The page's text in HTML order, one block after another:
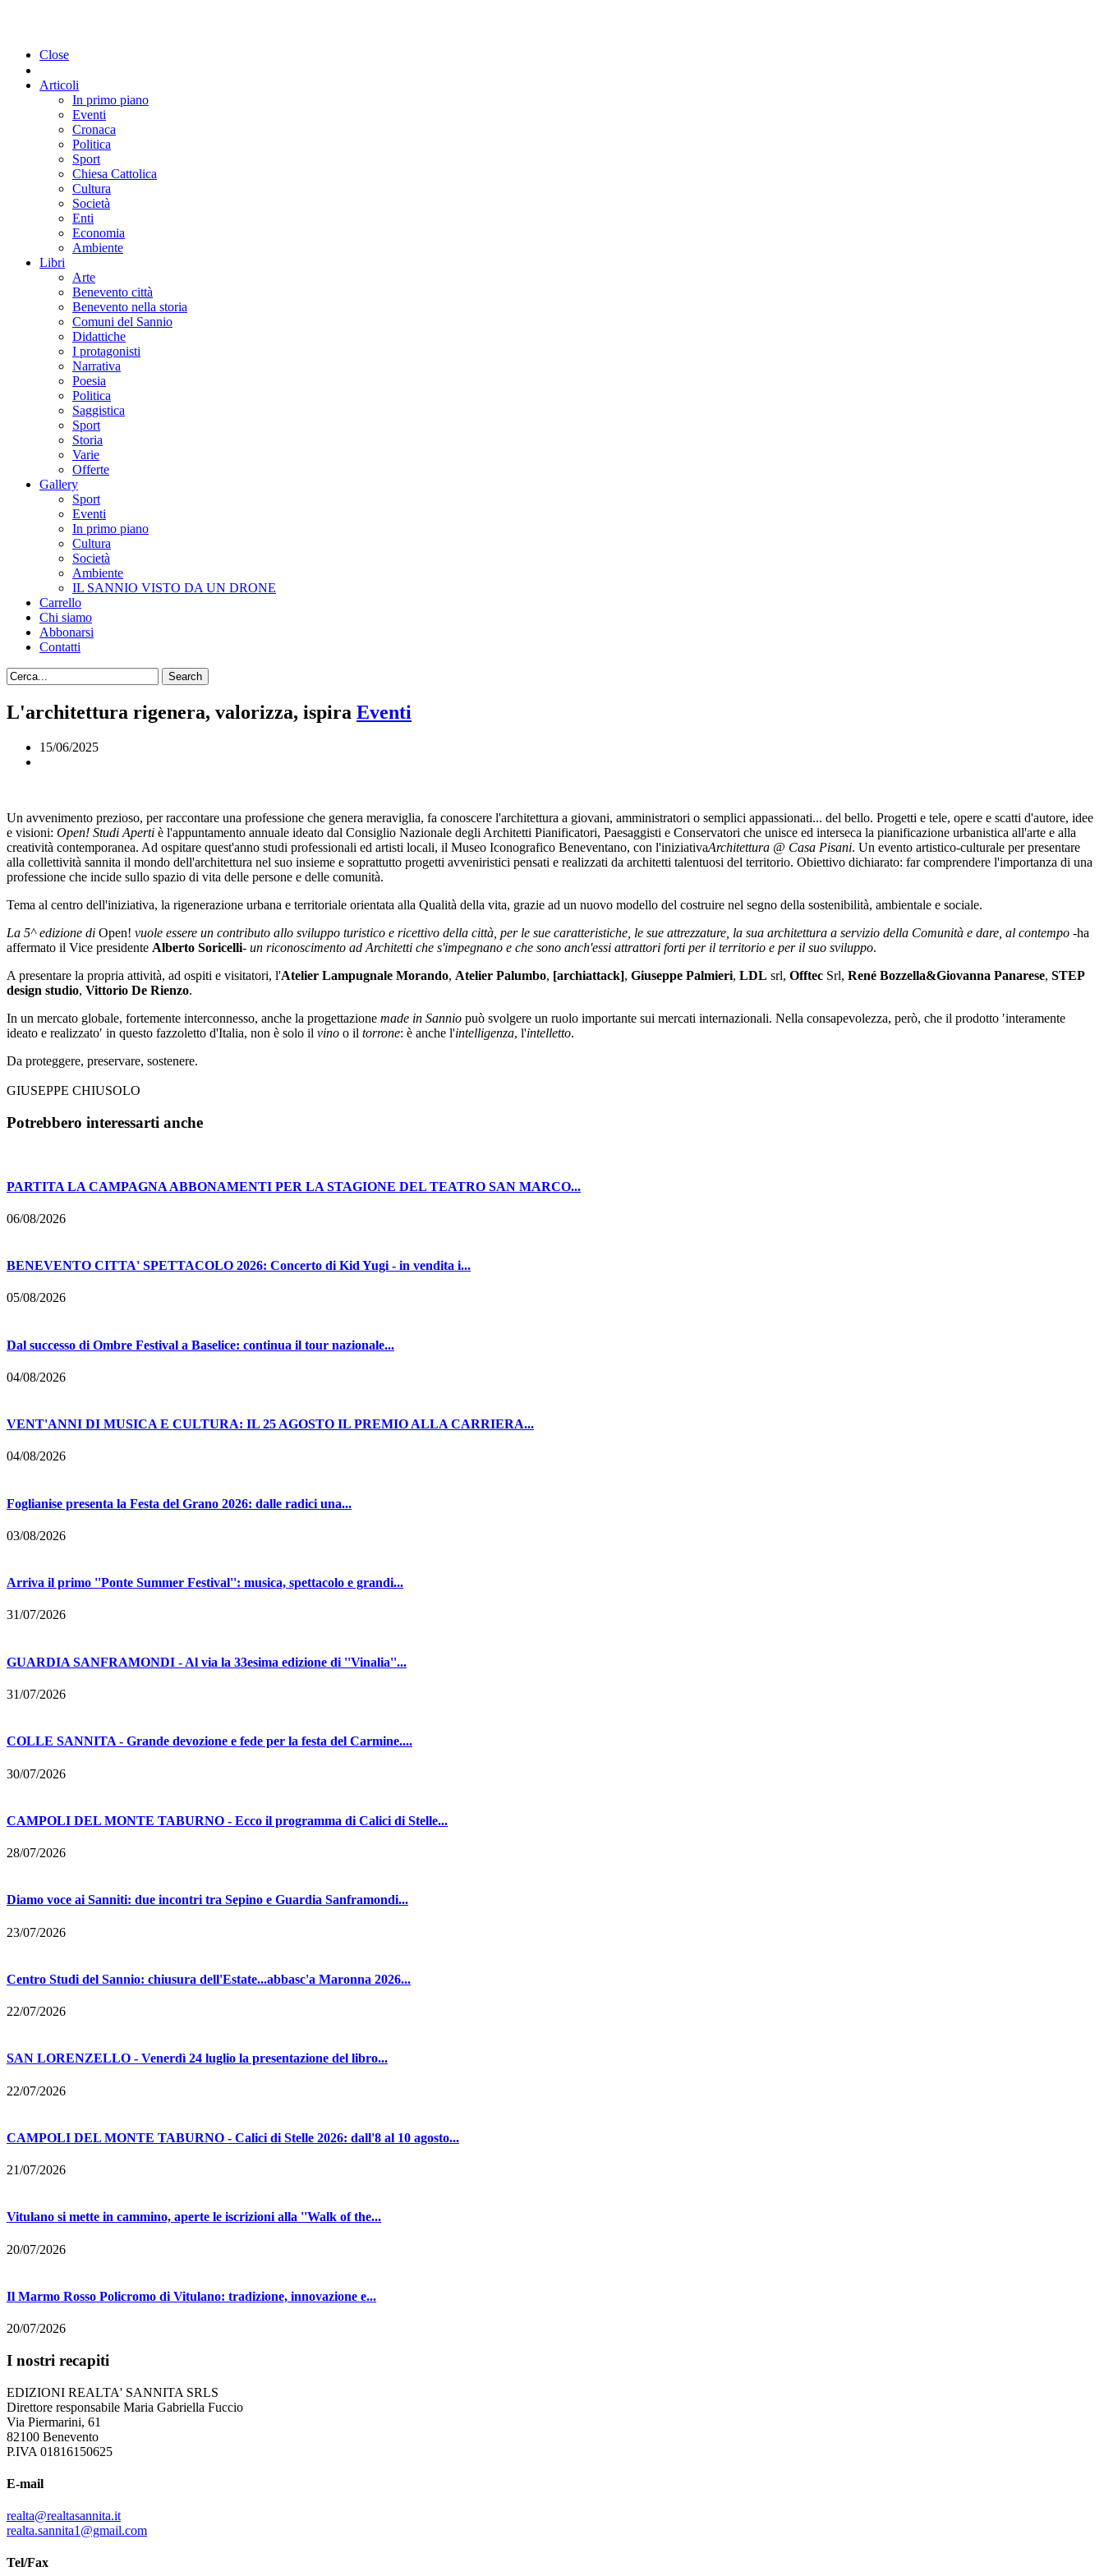
Close
Articoli
In primo piano
Eventi
Cronaca
Politica
Sport
Chiesa Cattolica
Cultura
Società
Enti
Economia
Ambiente
Libri
Arte
Benevento città
Benevento nella storia
Comuni del Sannio
Didattiche
I protagonisti
Narrativa
Poesia
Politica
Saggistica
Sport
Storia
Varie
Offerte
Gallery
Sport
Eventi
In primo piano
Cultura
Società
Ambiente
IL SANNIO VISTO DA UN DRONE
Carrello
Chi siamo
Abbonarsi
Contatti
L'architettura rigenera, valorizza, ispira Eventi
15/06/2025
Un avvenimento prezioso, per raccontare una professione che genera meraviglia, fa conoscere l'architettura a giovani, amministratori o semplici appassionati... del bello. Progetti e tele, opere e scatti d'autore, idee
e visioni: Open! Studi Aperti è l'appuntamento annuale ideato dal Consiglio Nazionale degli Architetti Pianificatori, Paesaggisti e Conservatori che unisce ed interseca la pianificazione urbanistica all'arte e alla
creatività contemporanea. Ad ospitare quest'anno studi professionali ed artisti locali, il Museo Iconografico Beneventano, con l'iniziativaArchitettura @ Casa Pisani. Un evento artistico-culturale per presentare
alla collettività sannita il mondo dell'architettura nel suo insieme e soprattutto progetti avveniristici pensati e realizzati da architetti talentuosi del territorio. Obiettivo dichiarato: far comprendere l'importanza di una
professione che incide sullo spazio di vita delle persone e delle comunità.
Tema al centro dell'iniziativa, la rigenerazione urbana e territoriale orientata alla Qualità della vita, grazie ad un nuovo modello del costruire nel segno della sostenibilità, ambientale e sociale.
La 5^ edizione di Open! vuole essere un contributo allo sviluppo turistico e ricettivo della città, per le sue caratteristiche, le sue attrezzature, la sua architettura a servizio della Comunità e dare, al contempo -ha
affermato il Vice presidente Alberto Soricelli- un riconoscimento ad Architetti che s'impegnano e che sono anch'essi attrattori forti per il territorio e per il suo sviluppo.
A presentare la propria attività, ad ospiti e visitatori, l'Atelier Lampugnale Morando, Atelier Palumbo, [archiattack], Giuseppe Palmieri, LDL srl, Offtec Srl, René Bozzella&Giovanna Panarese, STEP
design studio, Vittorio De Rienzo.
In un mercato globale, fortemente interconnesso, anche la progettazione made in Sannio può svolgere un ruolo importante sui mercati internazionali. Nella consapevolezza, però, che il prodotto ′interamente
ideato e realizzato′ in questo fazzoletto d'Italia, non è solo il vino o il torrone: è anche l'intelligenza, l'intelletto.
Da proteggere, preservare, sostenere.
GIUSEPPE CHIUSOLO
Potrebbero interessarti anche
PARTITA LA CAMPAGNA ABBONAMENTI PER LA STAGIONE DEL TEATRO SAN MARCO...
06/08/2026
BENEVENTO CITTA' SPETTACOLO 2026: Concerto di Kid Yugi - in vendita i...
05/08/2026
Dal successo di Ombre Festival a Baselice: continua il tour nazionale...
04/08/2026
VENT'ANNI DI MUSICA E CULTURA: IL 25 AGOSTO IL PREMIO ALLA CARRIERA...
04/08/2026
Foglianise presenta la Festa del Grano 2026: dalle radici una...
03/08/2026
Arriva il primo ''Ponte Summer Festival'': musica, spettacolo e grandi...
31/07/2026
GUARDIA SANFRAMONDI - Al via la 33esima edizione di ''Vinalia''...
31/07/2026
COLLE SANNITA - Grande devozione e fede per la festa del Carmine....
30/07/2026
CAMPOLI DEL MONTE TABURNO - Ecco il programma di Calici di Stelle...
28/07/2026
Diamo voce ai Sanniti: due incontri tra Sepino e Guardia Sanframondi...
23/07/2026
Centro Studi del Sannio: chiusura dell'Estate...abbasc'a Maronna 2026...
22/07/2026
SAN LORENZELLO - Venerdì 24 luglio la presentazione del libro...
22/07/2026
CAMPOLI DEL MONTE TABURNO - Calici di Stelle 2026: dall'8 al 10 agosto...
21/07/2026
Vitulano si mette in cammino, aperte le iscrizioni alla ''Walk of the...
20/07/2026
Il Marmo Rosso Policromo di Vitulano: tradizione, innovazione e...
20/07/2026
I nostri recapiti
EDIZIONI REALTA' SANNITA SRLS
Direttore responsabile Maria Gabriella Fuccio
Via Piermarini, 61
82100 Benevento
P.IVA 01816150625
E-mail
realta@realtasannita.it
realta.sannita1@gmail.com
Tel/Fax